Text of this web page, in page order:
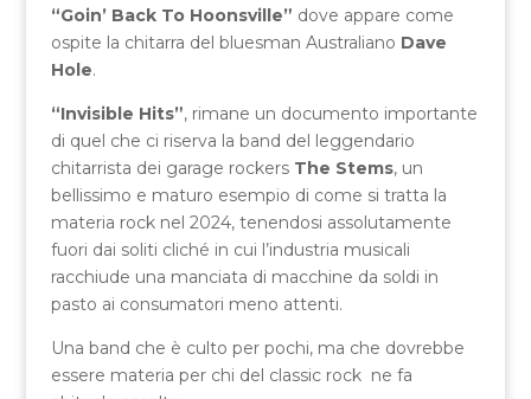
“Goin’ Back To Hoonsville” dove appare come
ospite la chitarra del bluesman Australiano Dave
Hole.
“Invisible Hits”, rimane un documento importante
di quel che ci riserva la band del leggendario
chitarrista dei garage rockers The Stems, un
bellissimo e maturo esempio di come si tratta la
materia rock nel 2024, tenendosi assolutamente
fuori dai soliti cliché in cui l’industria musicali
racchiude una manciata di macchine da soldi in
pasto ai consumatori meno attenti.
Una band che è culto per pochi, ma che dovrebbe
essere materia per chi del classic rock ne fa